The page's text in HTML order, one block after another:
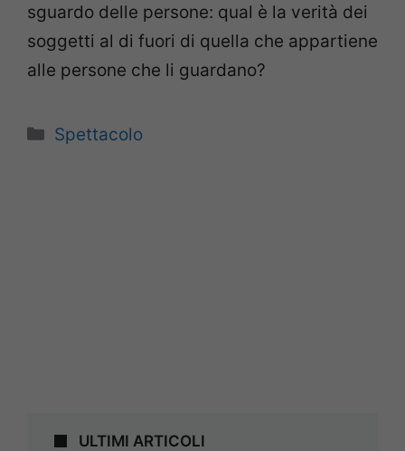
sguardo delle persone: qual è la verità dei
soggetti al di fuori di quella che appartiene
alle persone che li guardano?
Categorie
Spettacolo
ULTIMI ARTICOLI